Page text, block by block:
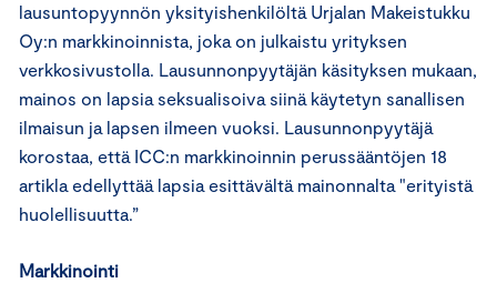
lausuntopyynnön yksityishenkilöltä Urjalan Makeistukku
Oy:n markkinoinnista, joka on julkaistu yrityksen
verkkosivustolla. Lausunnonpyytäjän käsityksen mukaan,
mainos on lapsia seksualisoiva siinä käytetyn sanallisen
ilmaisun ja lapsen ilmeen vuoksi. Lausunnonpyytäjä
korostaa, että ICC:n markkinoinnin perussääntöjen 18
artikla edellyttää lapsia esittävältä mainonnalta "erityistä
huolellisuutta.”
Markkinointi